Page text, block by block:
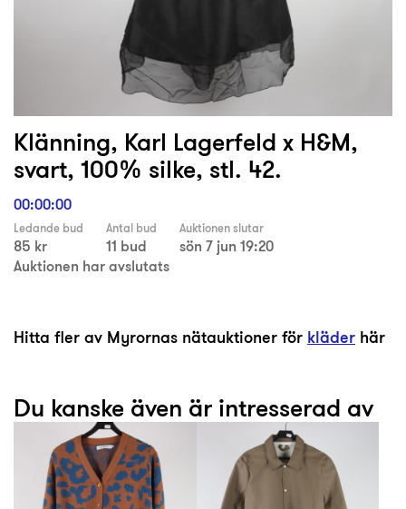
Klänning, Karl Lagerfeld x H&M,
svart, 100% silke, stl. 42.
00:00:00
Ledande bud
85 kr
Antal bud
11 bud
Auktionen slutar
sön 7 jun 19:20
Auktionen har avslutats
Hitta fler av Myrornas nätauktioner för kläder här
Du kanske även är intresserad av